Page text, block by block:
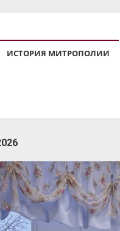
ИСТОРИЯ МИТРОПОЛИИ